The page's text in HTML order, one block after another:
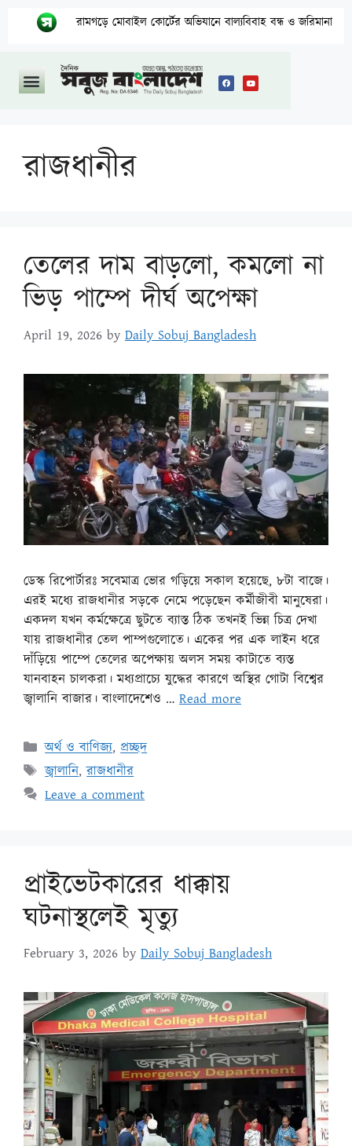
রামগড়ে মোবাইল কোর্টের অভিযানে বাল্যবিবাহ বন্ধ ও জরিমানা
রাজধানীর
তেলের দাম বাড়লো, কমলো না
ভিড় পাম্পে দীর্ঘ অপেক্ষা
April 19, 2026 by Daily Sobuj Bangladesh
ডেস্ক রিপোর্টারঃ সবেমাত্র ভোর গড়িয়ে সকাল হয়েছে, ৮টা বাজে।
এরই মধ্যে রাজধানীর সড়কে নেমে পড়েছেন কর্মীজীবী মানুষেরা।
একদল যখন কর্মক্ষেত্রে ছুটতে ব্যাস্ত ঠিক তখনই ভিন্ন চিত্র দেখা
যায় রাজধানীর তেল পাম্পগুলোতে। একের পর এক লাইন ধরে
দাঁড়িয়ে পাম্পে তেলের অপেক্ষায় অলস সময় কাটাতে ব্যস্ত
যানবাহন চালকরা। মধ্যপ্রাচ্যে যুদ্ধের কারণে অস্থির গোটা বিশ্বের
জ্বালানি বাজার। বাংলাদেশেও … Read more
অর্থ ও বাণিজ্য, প্রচ্ছদ
জ্বালানি,রাজধানীর
Leave a comment
প্রাইভেটকারের ধাক্কায়
ঘটনাস্থলেই মৃত্যু
February 3, 2026 by Daily Sobuj Bangladesh